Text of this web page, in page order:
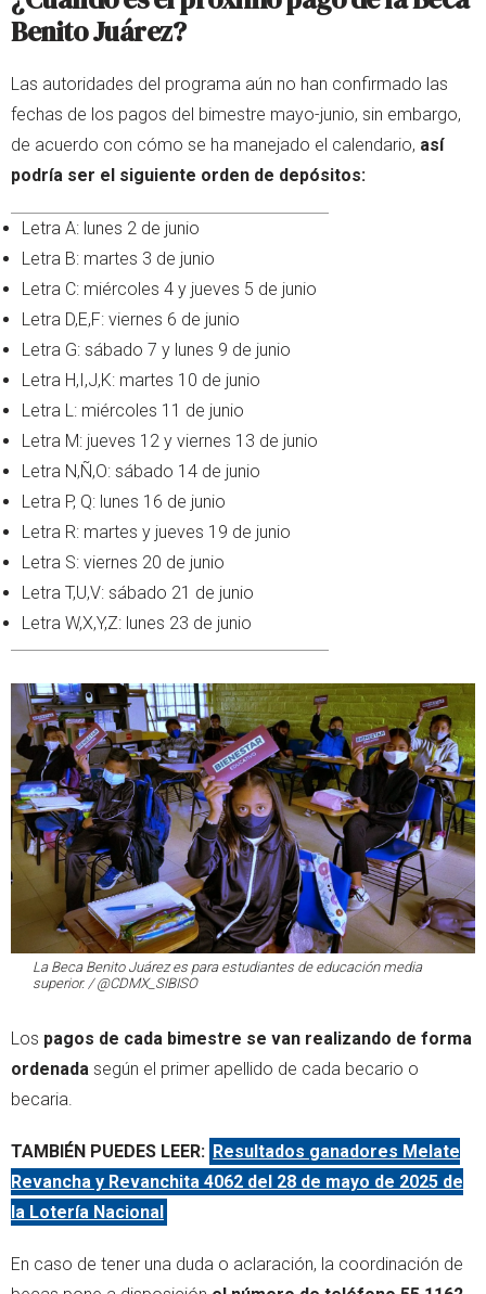
Benito Juárez?
Las autoridades del programa aún no han confirmado las
fechas de los pagos del bimestre mayo-junio, sin embargo,
de acuerdo con cómo se ha manejado el calendario, así
podría ser el siguiente orden de depósitos:
Letra A: lunes 2 de junio
Letra B: martes 3 de junio
Letra C: miércoles 4 y jueves 5 de junio
Letra D,E,F: viernes 6 de junio
Letra G: sábado 7 y lunes 9 de junio
Letra H,I,J,K: martes 10 de junio
Letra L: miércoles 11 de junio
Letra M: jueves 12 y viernes 13 de junio
Letra N,Ñ,O: sábado 14 de junio
Letra P, Q: lunes 16 de junio
Letra R: martes y jueves 19 de junio
Letra S: viernes 20 de junio
Letra T,U,V: sábado 21 de junio
Letra W,X,Y,Z: lunes 23 de junio
La Beca Benito Juárez es para estudiantes de educación media
superior. / @CDMX_SIBISO
Los pagos de cada bimestre se van realizando de forma
ordenada según el primer apellido de cada becario o
becaria.
TAMBIÉN PUEDES LEER: Resultados ganadores Melate
Revancha y Revanchita 4062 del 28 de mayo de 2025 de
la Lotería Nacional
En caso de tener una duda o aclaración, la coordinación de